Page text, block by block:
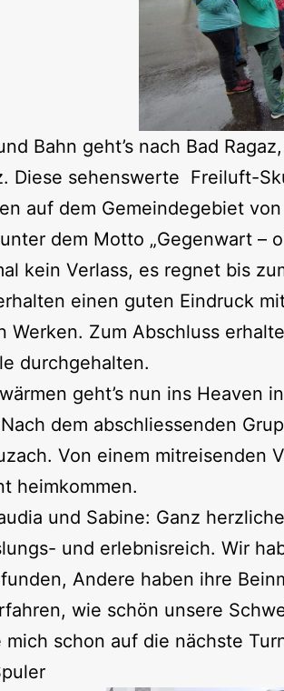
Bahn geht’s nach Bad
Diese sehenswerte Freiluft-
auf dem Gemeindegebiet
dem Motto „Gegenwart –
kein Verlass, es regnet bis
einen guten Eindruck
Werken. Zum Abschluss
durchgehalten.
geht’s nun ins Heaven
dem abschliessenden
Von einem mitreisenden
heimkommen.
und Sabine: Ganz
und erlebnisreich. Wir
Andere haben ihre
wie schön unsere
mich schon auf die nächste